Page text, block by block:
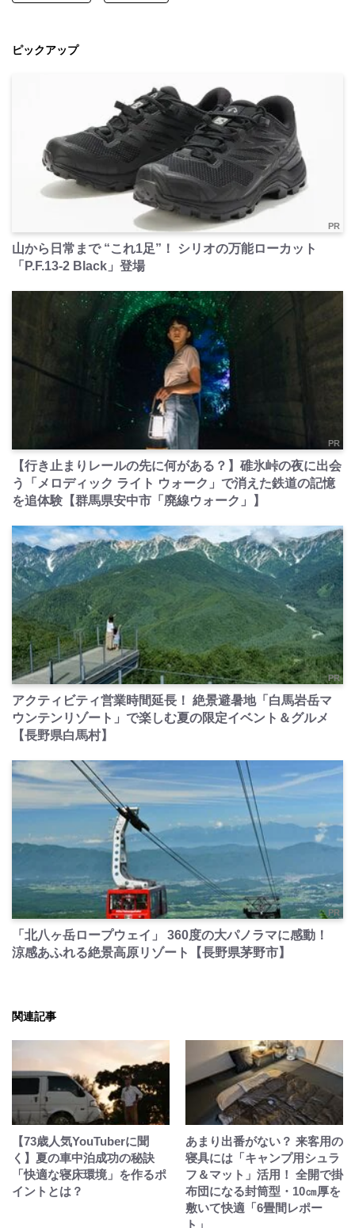
ピックアップ
PR
山から日常まで “これ1足”！ シリオの万能ローカット
「P.F.13-2 Black」登場
PR
【行き止まりレールの先に何がある？】碓氷峠の夜に出会
う「メロディック ライト ウォーク」で消えた鉄道の記憶
を追体験【群馬県安中市「廃線ウォーク」】
PR
アクティビティ営業時間延長！ 絶景避暑地「白馬岩岳マ
ウンテンリゾート」で楽しむ夏の限定イベント＆グルメ
【長野県白馬村】
PR
「北八ヶ岳ロープウェイ」 360度の大パノラマに感動！
涼感あふれる絶景高原リゾート【長野県茅野市】
関連記事
【73歳人気YouTuberに聞
く】夏の車中泊成功の秘訣
「快適な寝床環境」を作るポ
イントとは？
あまり出番がない？ 来客用の
寝具には「キャンプ用シュラ
フ＆マット」活用！ 全開で掛
布団になる封筒型・10㎝厚を
敷いて快適「6畳間レポー
ト」